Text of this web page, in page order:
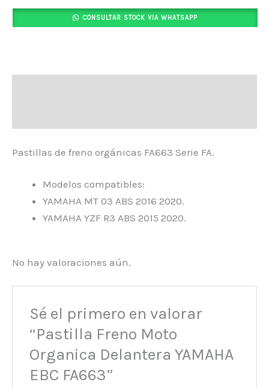
CONSULTAR STOCK VIA WHATSAPP
Pastillas de freno orgánicas FA663 Serie FA.
Modelos compatibles:
YAMAHA MT 03 ABS 2016 2020.
YAMAHA YZF R3 ABS 2015 2020.
No hay valoraciones aún.
Sé el primero en valorar
“Pastilla Freno Moto
Organica Delantera YAMAHA
EBC FA663”